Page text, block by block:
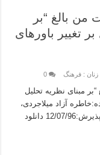
بالغ “بر
تغییر باورهای
,زنان : فرهنگ 0
مبنای نظریه تحلیل
آزاد میلاجردی،
فرزانه نیک نژادی. تاریخ دریافت:06/07/95 تاریخ پذیرش:12/07/96 دانلود